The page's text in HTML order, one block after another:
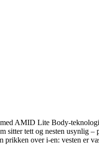
AMID Lite Body-
sitter tett og nesten usynlig –
prikken over i-en: vesten er